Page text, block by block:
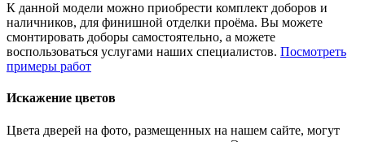
К данной модели можно приобрести комплект доборов и
наличников, для финишной отделки проёма. Вы можете
смонтировать доборы самостоятельно, а можете
воспользоваться услугами наших специалистов. Посмотреть
примеры работ
Искажение цветов
Цвета дверей на фото, размещенных на нашем сайте, могут